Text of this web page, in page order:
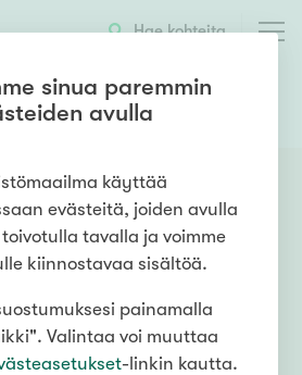
Hae kohteita
OTA YHTEYTTÄ
sinua paremmin
avulla
käyttää
evästeitä, joiden avulla
tavalla ja voimme
kiinnostavaa sisältöä.
painamalla
Valintaa voi muuttaa
-linkin kautta.